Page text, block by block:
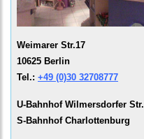
Weimarer Str.17
10625 Berlin
Tel.: +49 (0)30 32708777
U-Bahnhof Wilmersdorfer Str.
S-Bahnhof Charlottenburg